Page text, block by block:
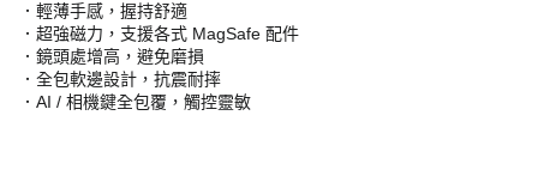
．輕薄手感，握持舒適
．超強磁力，支援各式 MagSafe 配件
．鏡頭處增高，避免磨損
．全包軟邊設計，抗震耐摔
．AI / 相機鍵全包覆，觸控靈敏